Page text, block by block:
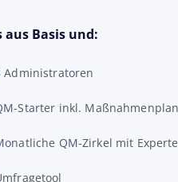
aus Basis und:
Administratoren
Starter inkl.
QM-Zirkel mit